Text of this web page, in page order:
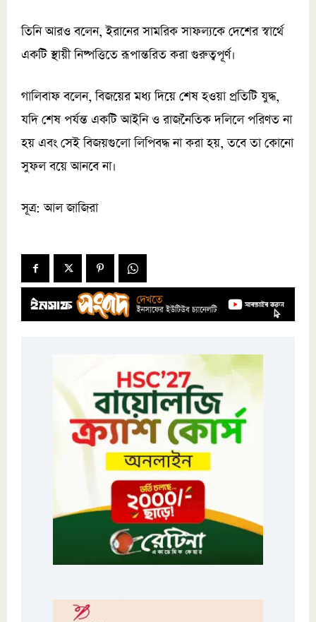
তিনি আরও বলেন, ইরানের সামরিক সাফল্যকে দেশের স্বার্থে
একটি স্থায়ী নিষ্পত্তিতে রূপান্তরিত করা গুরুত্বপূর্ণ।
গালিবাফ বলেন, বিজয়ের মধ্য দিয়ে শেষ হওয়া প্রতিটি যুদ্ধ,
যদি শেষ পর্যন্ত একটি আইনি ও রাজনৈতিক দলিলে পরিণত না
হয় এবং সেই বিজয়গুলো লিপিবদ্ধ না করা হয়, তবে তা কোনো
সুফল বয়ে আনবে না।
সূত্র: আল জাজিরা